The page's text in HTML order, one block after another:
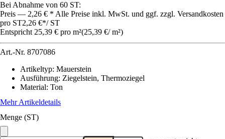
Bei Abnahme von 60 ST:
Preis — 2,26 € * Alle Preise inkl. MwSt. und ggf. zzgl. Versandkosten
pro ST2,26 €*/ ST
Entspricht 25,39 € pro m²(25,39 €/ m²)
Art.-Nr. 8707086
Artikeltyp: Mauerstein
Ausführung: Ziegelstein, Thermoziegel
Material: Ton
Mehr Artikeldetails
Menge (ST)